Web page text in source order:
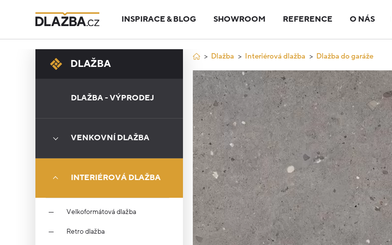
INSPIRACE & BLOG SHOWROOM REFERENCE O NÁS
DLAŽBA
DLAŽBA - VÝPRODEJ
VENKOVNÍ DLAŽBA
INTERIÉROVÁ DLAŽBA
Velkoformátová dlažba
Retro dlažba
Dlažba Interiérová dlažba Dlažba do garáže